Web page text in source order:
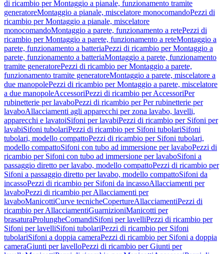
di ricambio per Montaggio a pianale, funzionamento tramite
generatoreMontaggio a pianale, miscelatore monocomandoPezzi di
ricambio per Montaggio a pianale, miscelatore
monocomandoMontaggio a parete, funzionamento a retePezzi di
ricambio per Montaggio a parete, funzionamento a reteMontaggio a
parete, funzionamento a batteriaPezzi di ricambio per Montaggio a
parete, funzionamento a batteriaMontaggio a parete, funzionamento
tramite generatorePezzi di ricambio per Montaggio a parete,
funzionamento tramite generatoreMontaggio a parete, miscelatore a
due manopolePezzi di ricambio per Montaggio a parete, miscelatore
a due manopoleAccessoriPezzi di ricambio per AccessoriPer
rubinetterie per lavaboPezzi di ricambio per Per rubinetterie per
lavaboAllacciamenti agli apparecchi per zona lavabo, lavelli,
apparecchi e lavatoiSifoni per lavabiPezzi di ricambio per Sifoni per
lavabiSifoni tubolariPezzi di ricambio per Sifoni tubolariSifoni
tubolari, modello compattoPezzi di ricambio per Sifoni tubolari,
modello compattoSifoni con tubo ad immersione per lavaboPezzi di
ricambio per Sifoni con tubo ad immersione per lavaboSifoni a
passaggio diretto per lavabo, modello compattoPezzi di ricambio per
Sifoni a passaggio diretto per lavabo, modello compattoSifoni da
incassoPezzi di ricambio per Sifoni da incassoAllacciamenti per
lavaboPezzi di ricambio per Allacciamenti per
lavaboManicottiCurve tecnicheCopertureAllacciamentiPezzi di
ricambio per AllacciamentiGuarnizioniManicotti per
brasaturaProlungheComandiSifoni per lavelliPezzi di ricambio per
Sifoni per lavelliSifoni tubolariPezzi di ricambio per Sifoni
tubolariSifoni a doppia cameraPezzi di ricambio per Sifoni a doppia
cameraGiunti per lavelloPezzi di ricambio per Giunti per